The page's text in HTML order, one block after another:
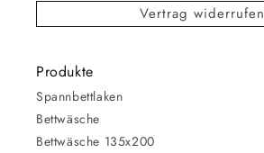
Vertrag widerrufen
Produkte
Spannbettlaken
Bettwäsche
Bettwäsche 135x200